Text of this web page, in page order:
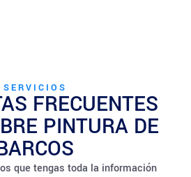
SERVICIOS
FRECUENTES
PINTURA DE
que tengas toda la información